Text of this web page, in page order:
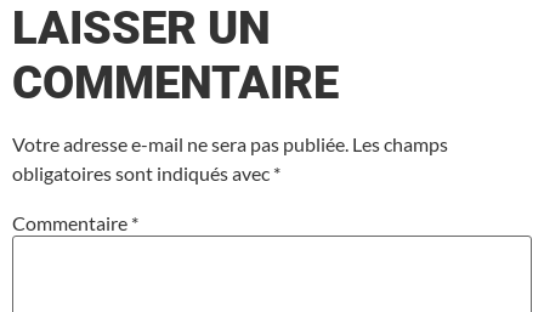
LAISSER UN
COMMENTAIRE
Votre adresse e-mail ne sera pas publiée. Les champs
obligatoires sont indiqués avec *
Commentaire *